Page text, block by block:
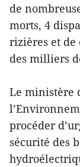
de
morts, 4
rizières et de
des milliers
Le ministère
procéder
sécurité des